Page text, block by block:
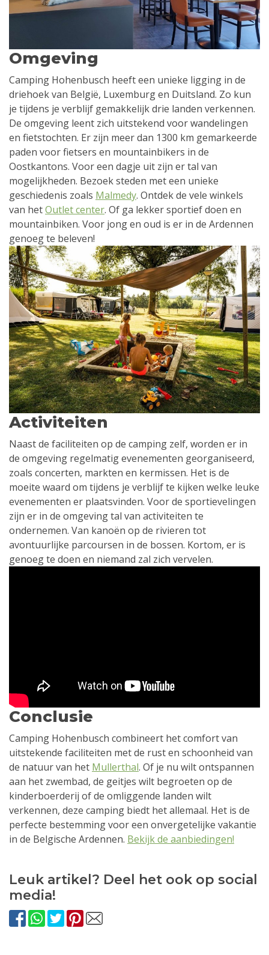
Omgeving
Camping Hohenbusch heeft een unieke ligging in de
driehoek van België, Luxemburg en Duitsland. Zo kun
je tijdens je verblijf gemakkelijk drie landen verkennen.
De omgeving leent zich uitstekend voor wandelingen
en fietstochten. Er zijn meer dan 1300 km gemarkeerde
paden voor fietsers en mountainbikers in de
Oostkantons. Voor een dagje uit zijn er tal van
mogelijkheden. Bezoek steden met een unieke
geschiedenis zoals Malmedy. Ontdek de vele winkels
van hetOutlet center. Of ga lekker sportief doen en
mountainbiken. Voor jong en oud is er in de Ardennen
genoeg te beleven!
Activiteiten
Naast de faciliteiten op de camping zelf, worden er in
de omgeving regelmatig evenementen georganiseerd,
zoals concerten, markten en kermissen. Het is de
moeite waard om tijdens je verblijf te kijken welke leuke
evenementen er plaatsvinden. Voor de sportievelingen
zijn er in de omgeving tal van activiteiten te
ondernemen. Van kanoën op de rivieren tot
avontuurlijke parcoursen in de bossen. Kortom, er is
genoeg te doen en niemand zal zich vervelen.
Conclusie
Camping Hohenbusch combineert het comfort van
uitstekende faciliteiten met de rust en schoonheid van
de natuur van het Mullerthal. Of je nu wilt ontspannen
aan het zwembad, de geitjes wilt begroeten op de
kinderboerderij of de omliggende landen wilt
verkennen, deze camping biedt het allemaal. Het is de
perfecte bestemming voor een onvergetelijke vakantie
in de Belgische Ardennen. Bekijk de aanbiedingen!
Leuk artikel? Deel het ook op social
media!